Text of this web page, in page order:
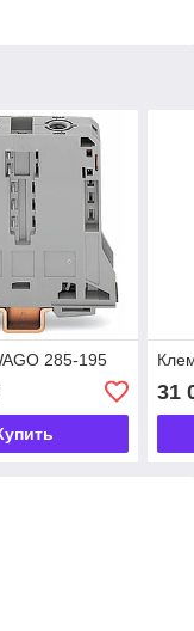
285-195
31